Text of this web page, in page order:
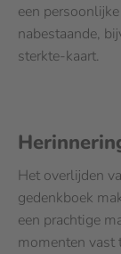
een
nabestaande,
sterkte-kaart.
Het overlijden
gedenkboek
een prachtige
momenten vast